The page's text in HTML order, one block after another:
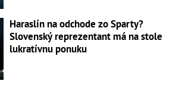
Haraslín na odchode zo Sparty?
Slovenský reprezentant má na stole
lukratívnu ponuku